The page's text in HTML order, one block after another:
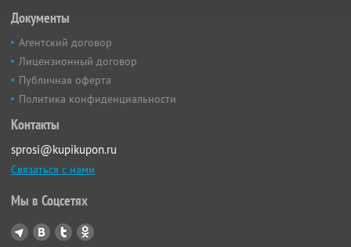
Документы
Агентский договор
Лицензионный договор
Публичная оферта
Политика конфиденциальности
Контакты
sprosi@kupikupon.ru
Связаться с нами
Мы в Соцсетях